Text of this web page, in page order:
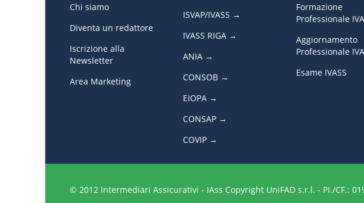
Chi siamo
Diventa un redattore
Iscrizione alla
Newsletter
Area Marketing
ISVAP/IVASS →
IVASS RIGA →
ANIA →
CONSOB →
EIOPA →
CONSAP →
COVIP →
Formazione
Professionale
Aggiornamento
Professionale
Esame IVASS
© 2012 Intermediari Assicurativi - IAss Copyright UniFAD s.r.l. - PI./CF.: